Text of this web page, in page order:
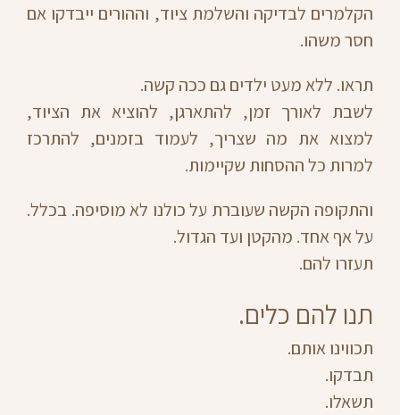
הקלמרים לבדיקה והשלמת ציוד, וההורים ייבדקו אם
חסר משהו.
תראו. ללא מעט ילדים גם ככה קשה.
לשבת לאורך זמן, להתארגן, להוציא את הציוד,
למצוא את מה שצריך, לעמוד בזמנים, להתרכז
למרות כל ההסחות שקיימות.
והתקופה הקשה שעוברת על כולנו לא מוסיפה. בכלל.
על אף אחד. מהקטן ועד הגדול.
תעזרו להם.
תנו להם כלים.
תכווינו אותם.
תבדקו.
תשאלו.